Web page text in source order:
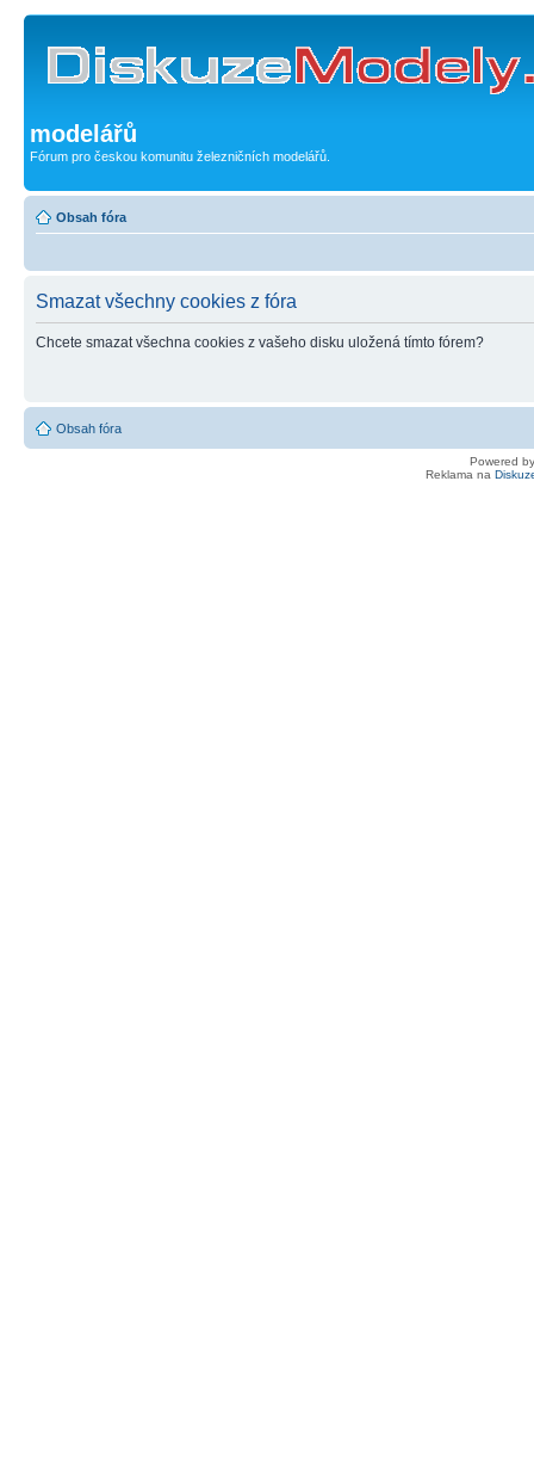
modelářů
Fórum pro českou komunitu železničních modelářů.
Obsah fóra
Smazat všechny cookies z fóra
Chcete smazat všechna cookies z vašeho disku uložená tímto fórem?
Obsah fóra
Powered
Reklama na